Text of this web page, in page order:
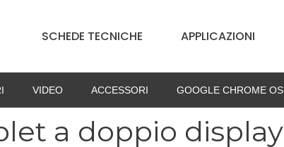
SCHEDE TECNICHE APPLICAZIONI
VIDEO ACCESSORI GOOGLE CHROME OS
a doppio display